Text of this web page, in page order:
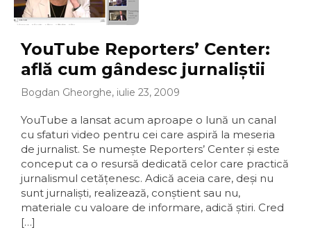
YouTube Reporters’ Center:
află cum gândesc jurnaliştii
Bogdan Gheorghe, iulie 23, 2009
YouTube a lansat acum aproape o lună un canal
cu sfaturi video pentru cei care aspiră la meseria
de jurnalist. Se numeşte Reporters’ Center şi este
conceput ca o resursă dedicată celor care practică
jurnalismul cetăţenesc. Adică aceia care, deşi nu
sunt jurnalişti, realizează, conştient sau nu,
materiale cu valoare de informare, adică ştiri. Cred
[…]